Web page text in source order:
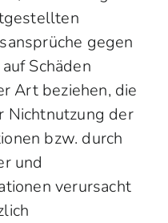
gegen
Schäden
Art beziehen, die
Nichtnutzung der
bzw. durch
und
verursacht